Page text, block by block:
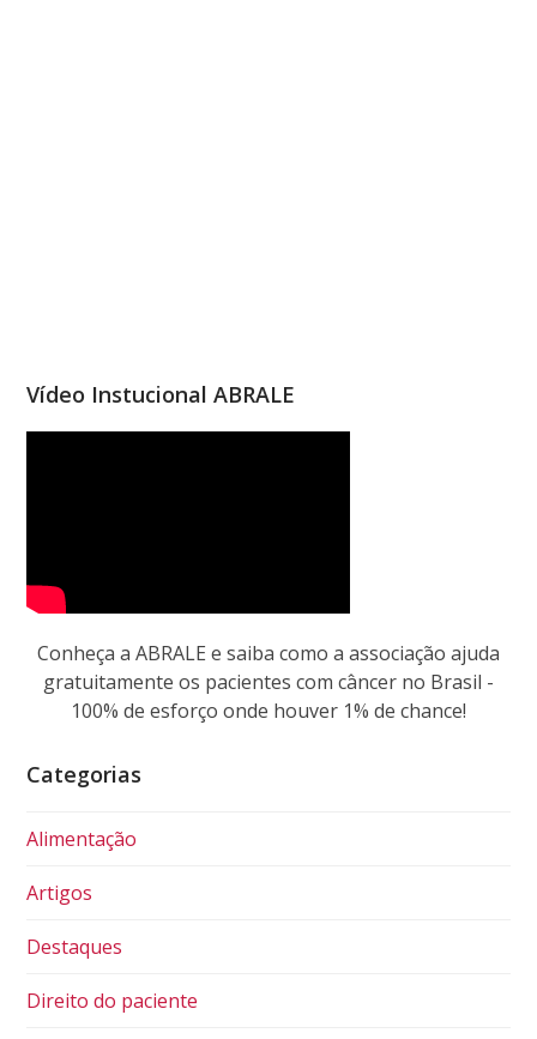
Vídeo Instucional ABRALE
Conheça a ABRALE e saiba como a associação ajuda
gratuitamente os pacientes com câncer no Brasil -
100% de esforço onde houver 1% de chance!
Categorias
Alimentação
Artigos
Destaques
Direito do paciente